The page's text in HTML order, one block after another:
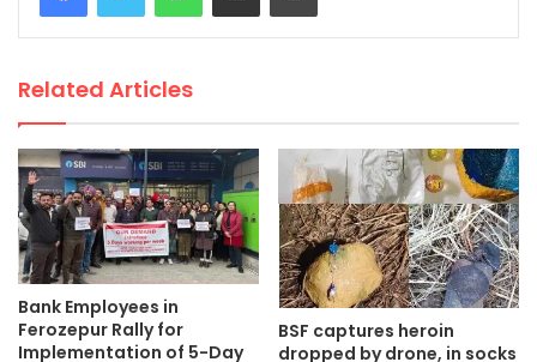
Related Articles
Bank Employees in
Ferozepur Rally for
Implementation of 5-Day
BSF captures heroin
dropped by drone, in socks